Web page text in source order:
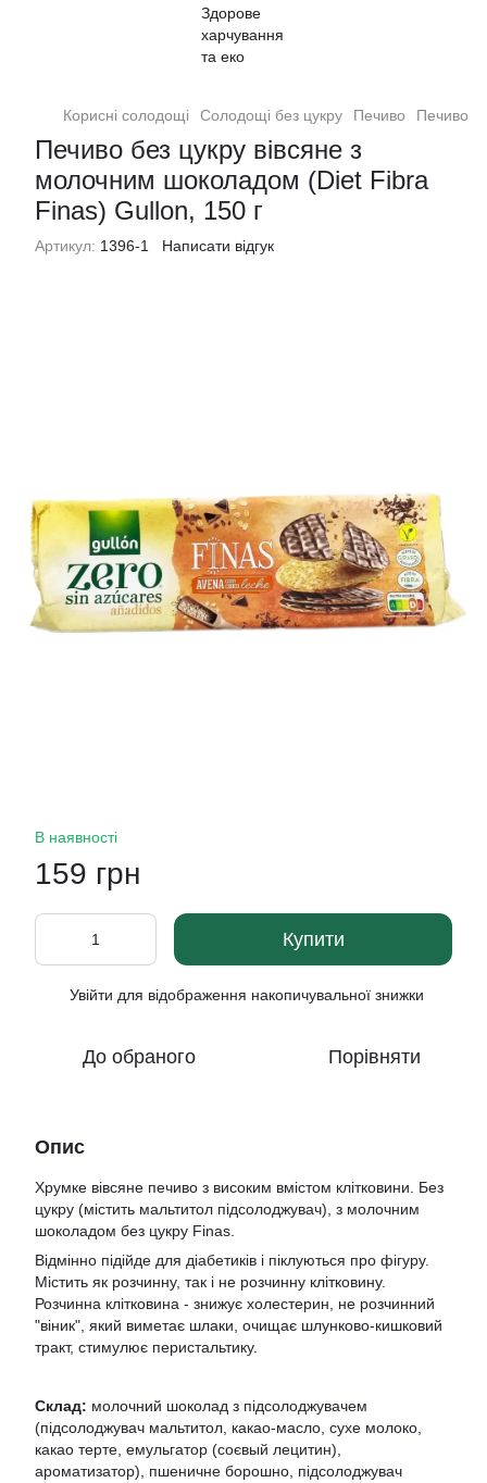
Корисні солодощі Солодощі без цукру Печиво Печиво
Печиво без цукру вівсяне з
молочним шоколадом (Diet Fibra
Finas) Gullon, 150 г
Артикул: 1396-1 Написати відгук
В наявності
159 грн
Купити
Увійти для відображення накопичувальної знижки
До обраного Порівняти
Опис
Хрумке вівсяне печиво з високим вмістом клітковини. Без
цукру (містить мальтитол підсолоджувач), з молочним
шоколадом без цукру Finas.
Відмінно підійде для діабетиків і піклуються про фігуру.
Містить як розчинну, так і не розчинну клітковину.
Розчинна клітковина - знижує холестерин, не розчинний
"віник", який виметає шлаки, очищає шлунково-кишковий
тракт, стимулює перистальтику.
Склад: молочний шоколад з підсолоджувачем
(підсолоджувач мальтитол, какао-масло, сухе молоко,
какао терте, емульгатор (соєвый лецитин),
ароматизатор), пшеничне борошно, підсолоджувач